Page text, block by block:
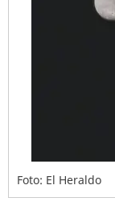
Foto: El Heraldo